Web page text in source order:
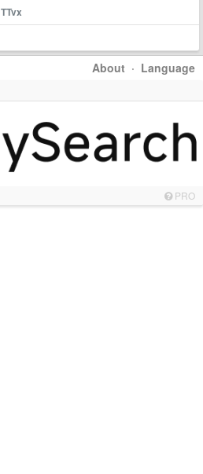
TTvx
About · Language
PRO